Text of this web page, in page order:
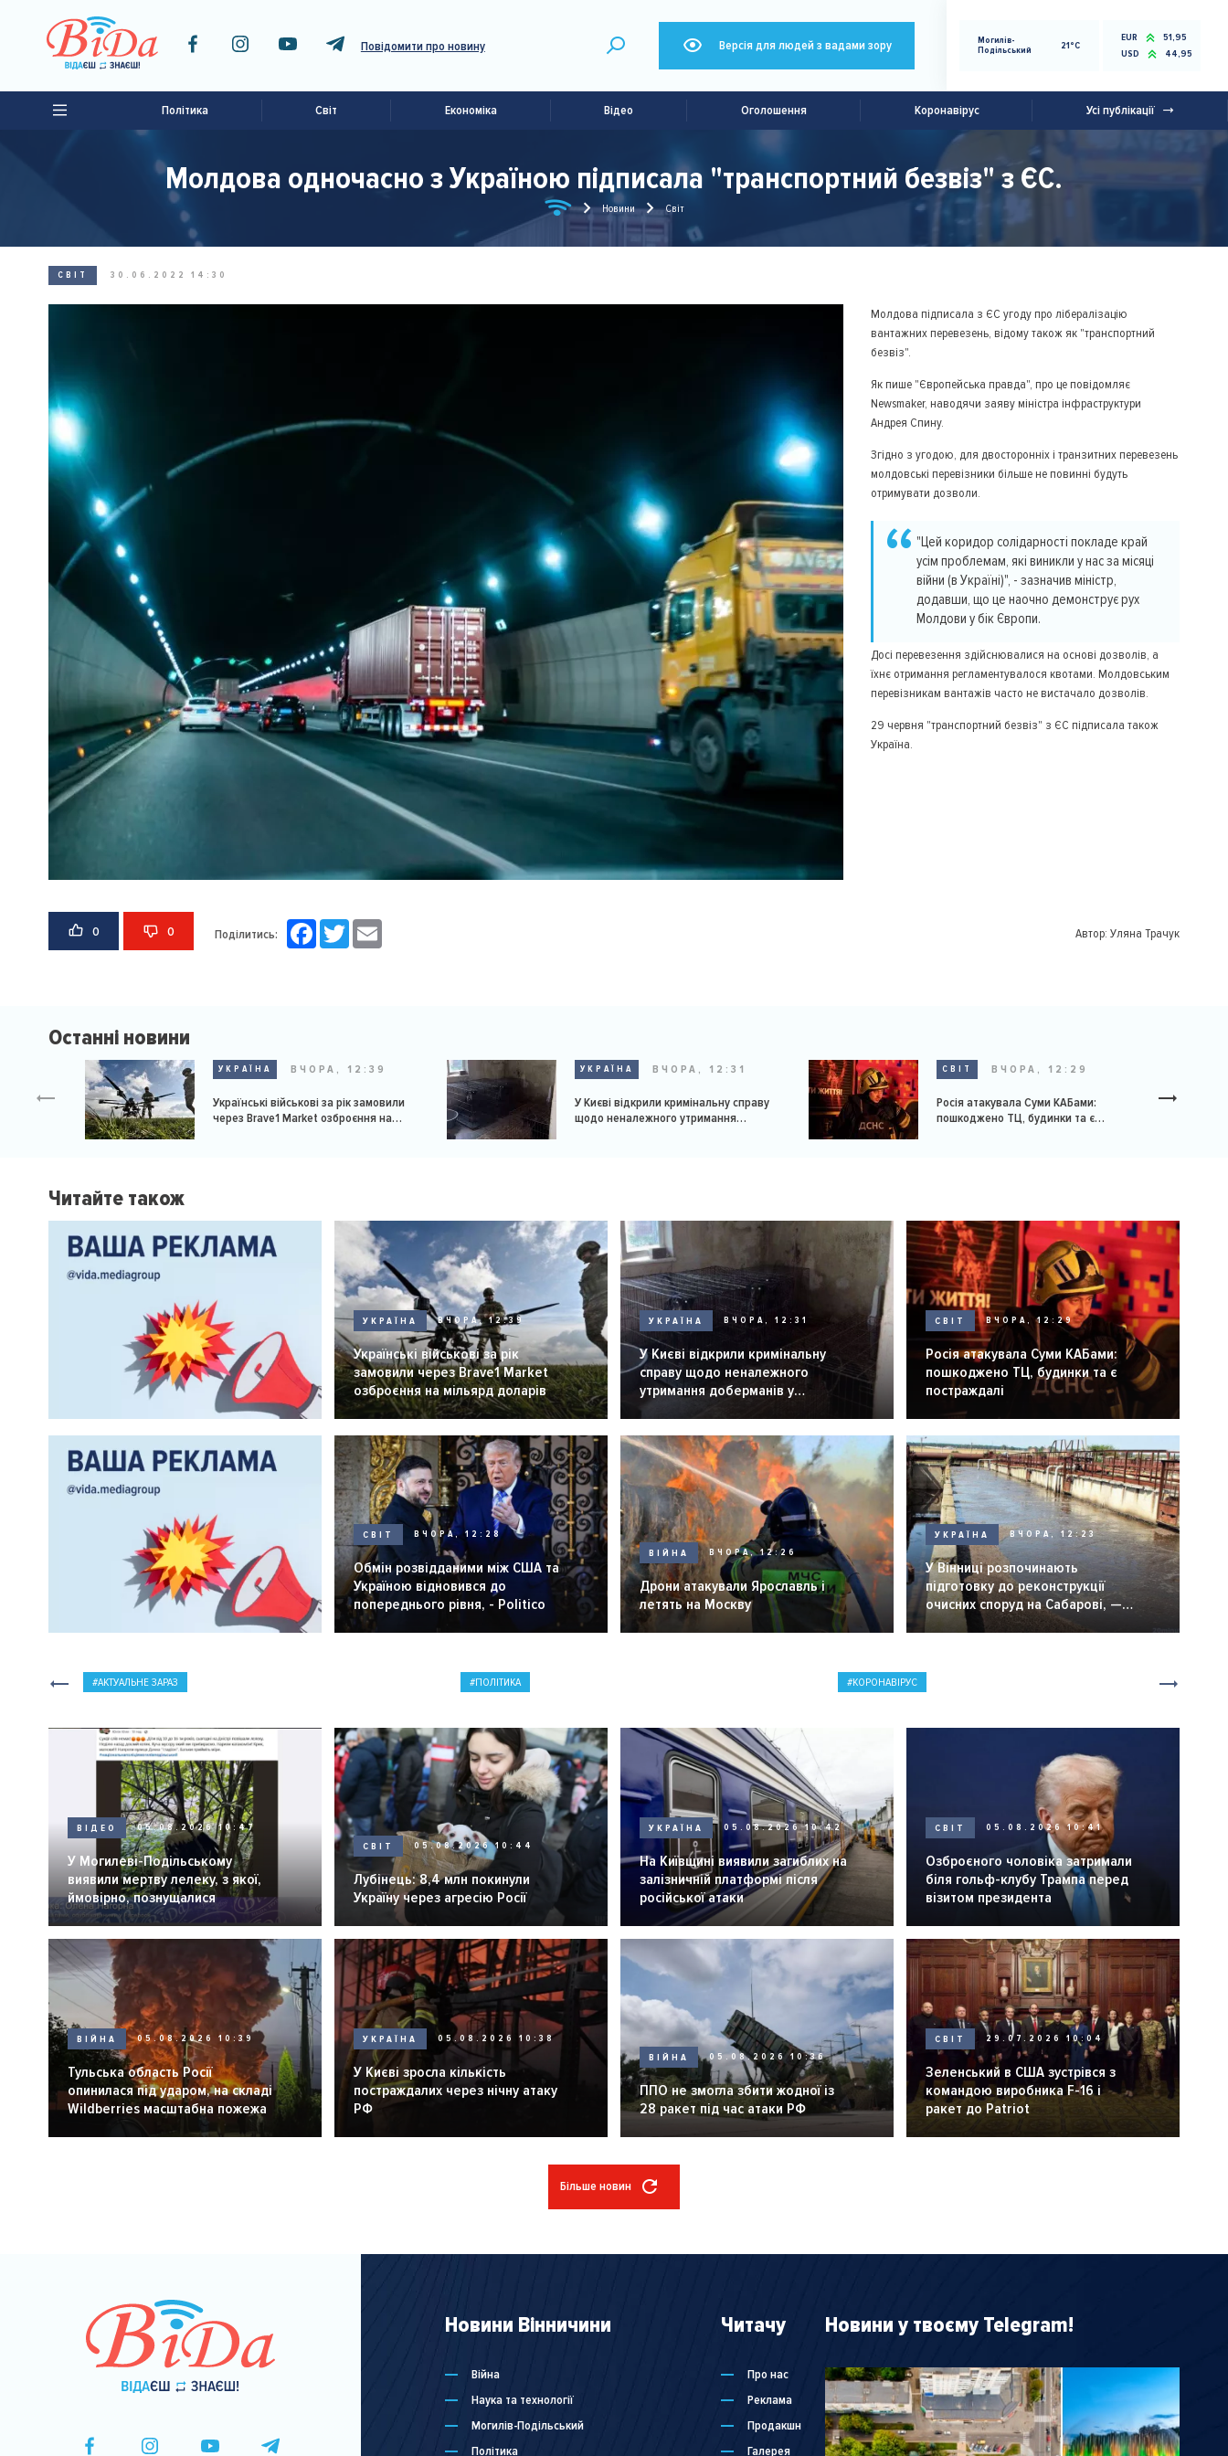
Повідомити про новину Версія для людей з вадами зору
Могилів-
Подільський
21°C
EUR
51,95
USD
44,95
Політика Світ Економіка Відео Оголошення Коронавірус Усі публікації
Молдова одночасно з Україною підписала "транспортний безвіз" з ЄС.
Новини Світ
СВІТ 30.06.2022 14:30
Молдова підписала з ЄС угоду про лібералізацію
вантажних перевезень, відому також як "транспортний
безвіз".
Як пише "Європейська правда", про це повідомляє
Newsmaker, наводячи заяву міністра інфраструктури
Андрея Спину.
Згідно з угодою, для двосторонніх і транзитних перевезень
молдовські перевізники більше не повинні будуть
отримувати дозволи.
"Цей коридор солідарності покладе край
усім проблемам, які виникли у нас за місяці
війни (в Україні)", - зазначив міністр,
додавши, що це наочно демонструє рух
Молдови у бік Європи.
Досі перевезення здійснювалися на основі дозволів, а
їхнє отримання регламентувалося квотами. Молдовським
перевізникам вантажів часто не вистачало дозволів.
29 червня "транспортний безвіз" з ЄС підписала також
Україна.
0 0 Поділитись: FacebookTwitter Автор: Уляна Трачук
Останні новини
УКРАЇНА ВЧОРА, 12:39
Українські військові за рік замовили
через Brave1 Market озброєння на
УКРАЇНА ВЧОРА, 12:31
У Києві відкрили кримінальну справу
щодо неналежного утримання
СВІТ ВЧОРА, 12:29
Росія атакувала Суми КАБами:
пошкоджено ТЦ, будинки та є
Читайте також
УКРАЇНА ВЧОРА, 12:39
Українські військові за рік
замовили через Brave1 Market
озброєння на мільярд доларів
УКРАЇНА ВЧОРА, 12:31
У Києві відкрили кримінальну
справу щодо неналежного
утримання доберманів у
розпліднику
СВІТ ВЧОРА, 12:29
Росія атакувала Суми КАБами:
пошкоджено ТЦ, будинки та є
постраждалі
СВІТ ВЧОРА, 12:28
Обмін розвідданими між США та
Україною відновився до
попереднього рівня, - Politico
ВІЙНА ВЧОРА, 12:26
Дрони атакували Ярославль і
летять на Москву
УКРАЇНА ВЧОРА, 12:23
У Вінниці розпочинають
підготовку до реконструкції
очисних споруд на Сабарові, —
мер Вінниці.
АКТУАЛЬНЕ ЗАРАЗ ПОЛІТИКА КОРОНАВІРУС
ВІДЕО 05.08.2026 10:47
У Могилеві-Подільському
виявили мертву лелеку, з якої,
ймовірно, познущалися
СВІТ 05.08.2026 10:44
Лубінець: 8,4 млн покинули
Україну через агресію Росії
УКРАЇНА 05.08.2026 10:42
На Київщині виявили загиблих на
залізничній платформі після
російської атаки
СВІТ 05.08.2026 10:41
Озброєного чоловіка затримали
біля гольф-клубу Трампа перед
візитом президента
ВІЙНА 05.08.2026 10:39
Тульська область Росії
опинилася під ударом, на складі
Wildberries масштабна пожежа
УКРАЇНА 05.08.2026 10:38
У Києві зросла кількість
постраждалих через нічну атаку
РФ
ВІЙНА 05.08.2026 10:36
ППО не змогла збити жодної із
28 ракет під час атаки РФ
СВІТ 29.07.2026 10:04
Зеленський в США зустрівся з
командою виробника F-16 і
ракет до Patriot
Більше новин
Новини Вінничини
Війна
Наука та технології
Могилів-Подільський
Політика
Читачу
Про нас
Реклама
Продакшн
Галерея
Новини у твоєму Telegram!